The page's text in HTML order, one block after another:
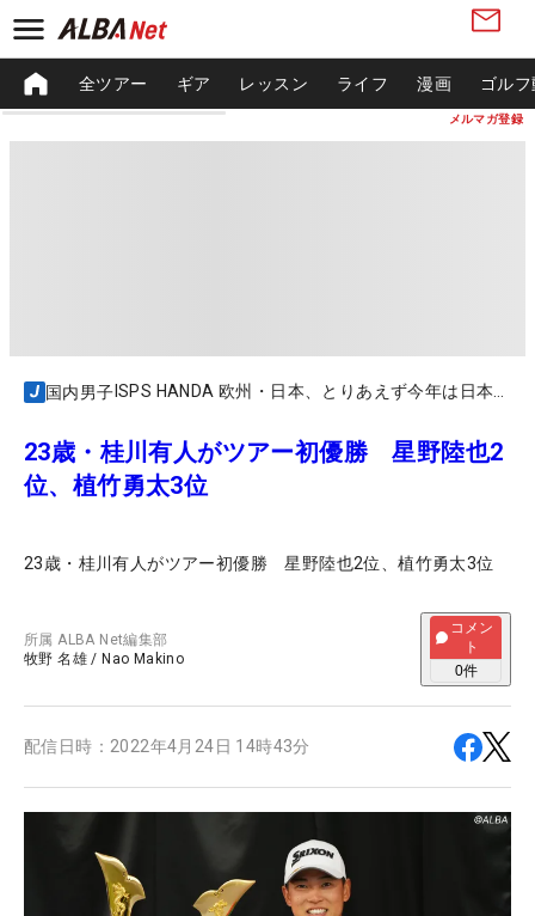
メルマガ登録
全ツアー ギア レッスン ライフ 漫画 ゴル
国内男子
23歳・桂川有人がツアー初優勝 星野陸也2
位、植竹勇太3位
23歳・桂川有人がツアー初優勝 星野陸也2位、植竹勇太3位
所属ALBA Net編集部
牧野 名雄 / Nao Makino
コメン
ト
0件
配信日時： 2022年4月24日 14時43分